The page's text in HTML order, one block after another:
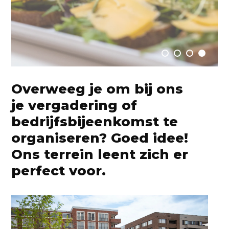
Raum Lab
Overweeg je om bij ons
je vergadering of
bedrijfsbijeenkomst te
organiseren? Goed idee!
Ons terrein leent zich er
perfect voor.